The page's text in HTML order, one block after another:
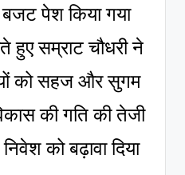
पेश किया गया
सम्राट चौधरी ने
को सहज और सुगम
की गति की तेजी
को बढ़ावा दिया